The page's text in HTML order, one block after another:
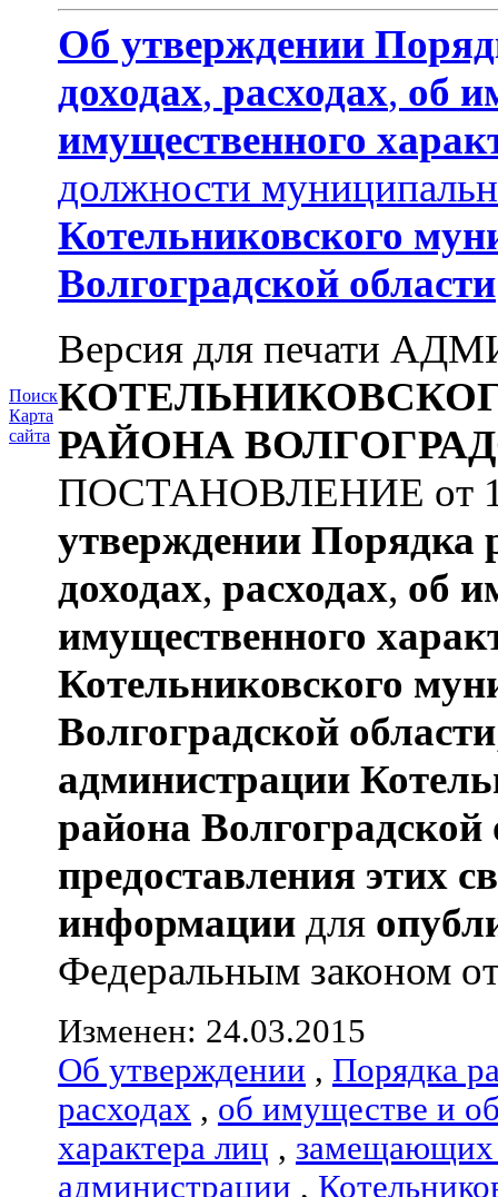
Поиск
Карта
сайта
Об утверждении
доходах, расходах, об
имущественного
должности
Котельниковского
Волгоградской области
Версия для печати
РАЙОНА
ПОСТАНОВЛЕНИЕ от
утверждении Порядка
доходах, расходах, об
имущественного
Котельниковского
Волгоградской области
администрации
района Волгоградской
предоставления этих
информации для
Федеральным законом
Изменен: 24.03.2015
Об утверждении , Порядка
расходах , об имуществе и
характера лиц , замещающих
администрации ,